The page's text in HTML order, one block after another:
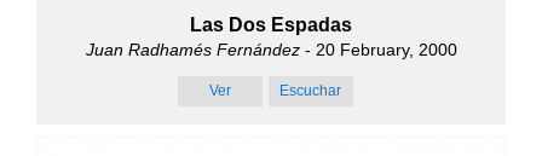
Las Dos Espadas
Juan Radhamés Fernández- 20 February, 2000
Ver Escuchar